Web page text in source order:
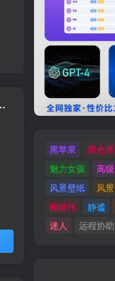
玩，无脑操作【揭秘】
黑苹果 黑色系
魅力女孩
高级
风景壁纸
风景
鞠婧祎
静谧
迷人
远程协助